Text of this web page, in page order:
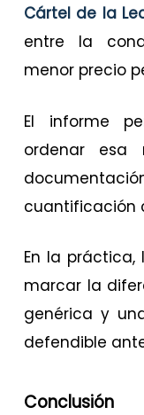
Cártel de la
entre la
menor precio
El informe
ordenar esa
cuantificación
En la
marcar la
genérica y
defendible
Conclusión